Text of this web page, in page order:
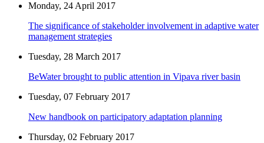
Monday, 24 April 2017
The significance of stakeholder involvement in adaptive water
management strategies
Tuesday, 28 March 2017
BeWater brought to public attention in Vipava river basin
Tuesday, 07 February 2017
New handbook on participatory adaptation planning
Thursday, 02 February 2017